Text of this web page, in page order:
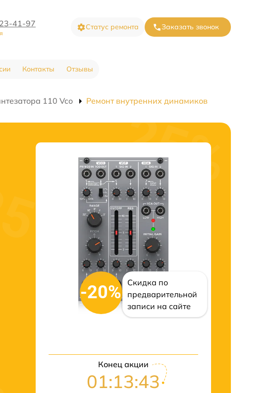
41-97 Статус ремонта Заказать звонок
Контакты Отзывы
110 Vco Ремонт внутренних динамиков
-20%
Скидка по
предварительной
записи на сайте
Конец акции
01:13:43